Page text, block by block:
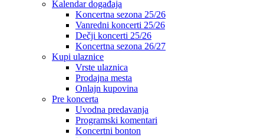
Kalendar događaja
Koncertna sezona 25/26
Vanredni koncerti 25/26
Dečji koncerti 25/26
Koncertna sezona 26/27
Kupi ulaznice
Vrste ulaznica
Prodajna mesta
Onlajn kupovina
Pre koncerta
Uvodna predavanja
Programski komentari
Koncertni bonton